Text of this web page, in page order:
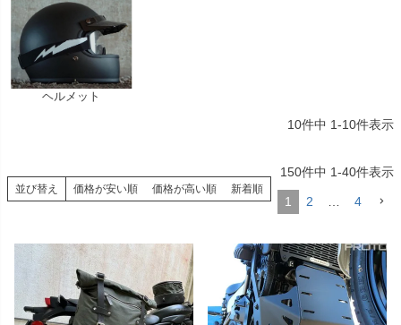
ヘルメット
10件中 1-10件表示
並び替え 価格が安い順 価格が高い順 新着順
150件中 1-40件表示
1 2 4